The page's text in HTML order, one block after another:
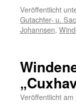
Veröffentlicht
Gutachter- u.
Johannsen,
Veröffentlicht am